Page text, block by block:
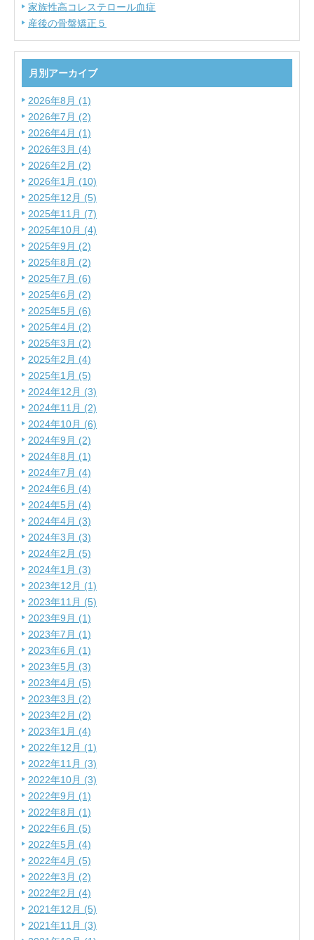
家族性高コレステロール血症
産後の骨盤矯正５
月別アーカイブ
2026年8月 (1)
2026年7月 (2)
2026年4月 (1)
2026年3月 (4)
2026年2月 (2)
2026年1月 (10)
2025年12月 (5)
2025年11月 (7)
2025年10月 (4)
2025年9月 (2)
2025年8月 (2)
2025年7月 (6)
2025年6月 (2)
2025年5月 (6)
2025年4月 (2)
2025年3月 (2)
2025年2月 (4)
2025年1月 (5)
2024年12月 (3)
2024年11月 (2)
2024年10月 (6)
2024年9月 (2)
2024年8月 (1)
2024年7月 (4)
2024年6月 (4)
2024年5月 (4)
2024年4月 (3)
2024年3月 (3)
2024年2月 (5)
2024年1月 (3)
2023年12月 (1)
2023年11月 (5)
2023年9月 (1)
2023年7月 (1)
2023年6月 (1)
2023年5月 (3)
2023年4月 (5)
2023年3月 (2)
2023年2月 (2)
2023年1月 (4)
2022年12月 (1)
2022年11月 (3)
2022年10月 (3)
2022年9月 (1)
2022年8月 (1)
2022年6月 (5)
2022年5月 (4)
2022年4月 (5)
2022年3月 (2)
2022年2月 (4)
2021年12月 (5)
2021年11月 (3)